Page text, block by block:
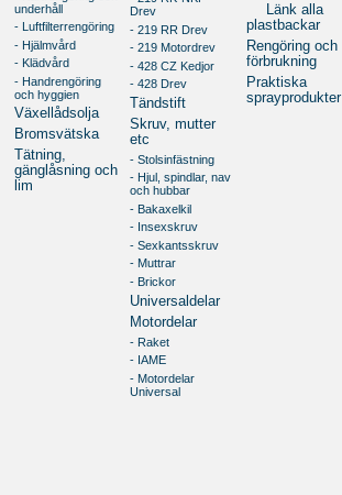
underhåll
- Luftfilterrengöring
- Hjälmvård
- Klädvård
- Handrengöring
och hyggien
Växellådsolja
Bromsvätska
Tätning,
gänglåsning och
lim
Drev
- 219 RR Drev
- 219 Motordrev
- 428 CZ Kedjor
- 428 Drev
Tändstift
Skruv, mutter
etc
- Stolsinfästning
- Hjul, spindlar, nav
och hubbar
- Bakaxelkil
- Insexskruv
- Sexkantsskruv
- Muttrar
- Brickor
Universaldelar
Motordelar
- Raket
- IAME
- Motordelar
Universal
Länk alla
plastbackar
Rengöring och
förbrukning
Praktiska
sprayprodukter